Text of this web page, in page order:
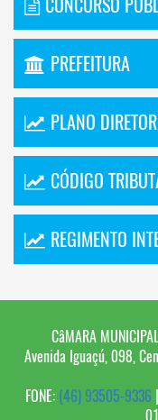
CONCURSO
PREFEITURA
PLANO DIRETOR
CÓDIGO
REGIMENTO
CâMARA
Avenida Iguaçú, 098,
FONE: (46) 93505-9336